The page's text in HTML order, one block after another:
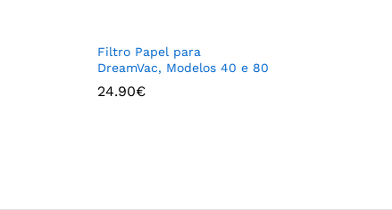
Filtro Papel para
DreamVac, Modelos 40 e 80
24.90€